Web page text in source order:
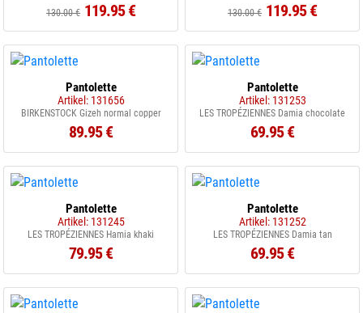
130.00 € 119.95 €
130.00 € 119.95 €
Pantolette
Artikel: 131656
BIRKENSTOCK Gizeh normal copper
89.95 €
Pantolette
Artikel: 131253
LES TROPÉZIENNES Damia chocolate
69.95 €
Pantolette
Artikel: 131245
LES TROPÉZIENNES Hamia khaki
79.95 €
Pantolette
Artikel: 131252
LES TROPÉZIENNES Damia tan
69.95 €